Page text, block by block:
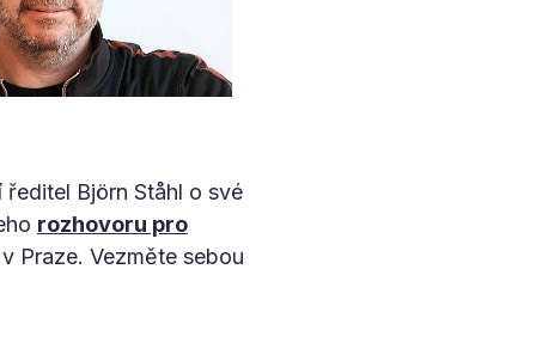
Björn Ståhl o své
rozhovoru pro
Praze. Vezměte sebou